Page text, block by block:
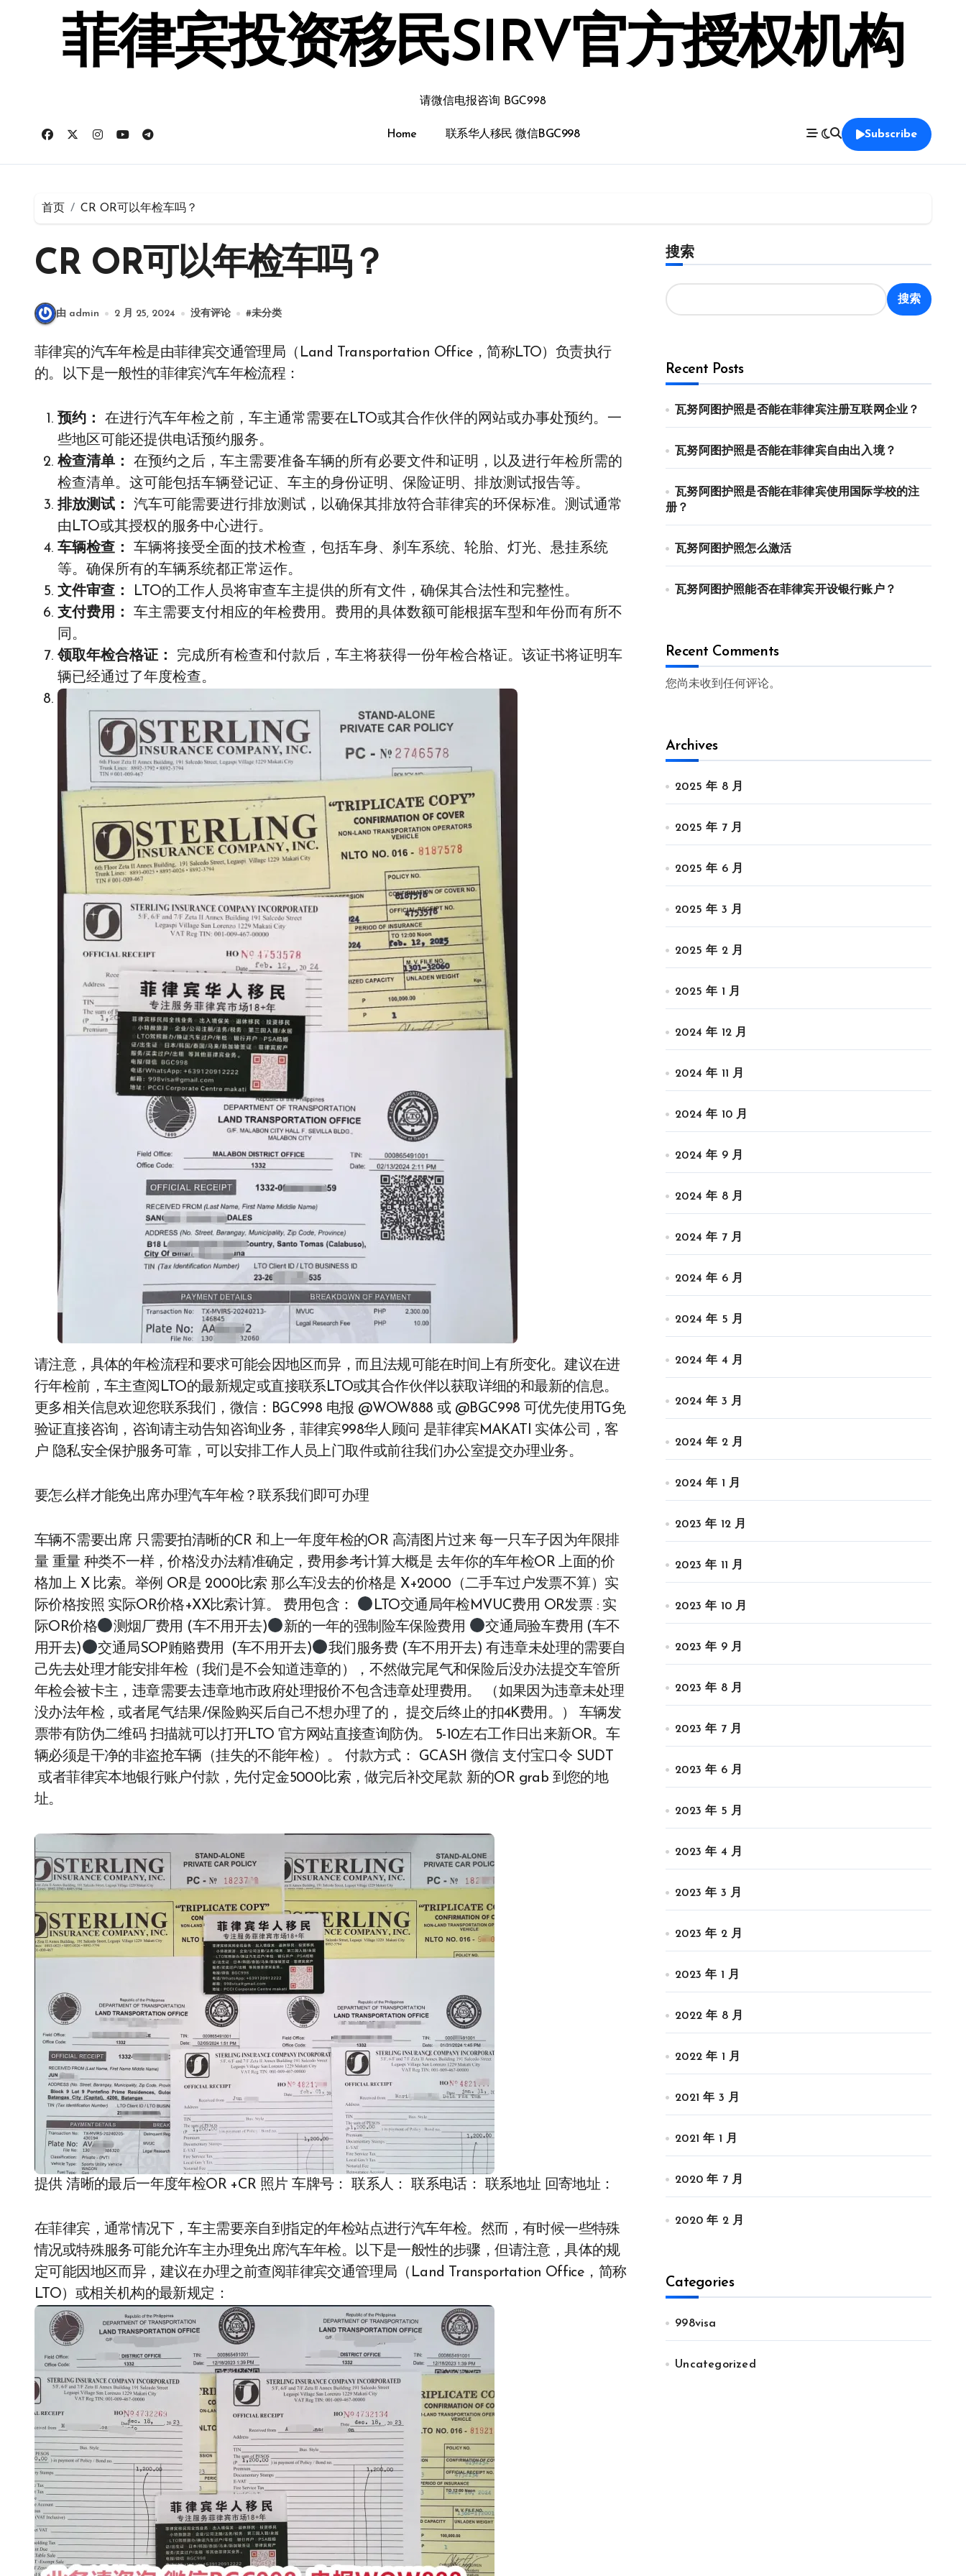
菲律宾投资移民SIRV官方授权机构
请微信电报咨询 BGC998
Home 联系华人移民 微信BGC998 Subscribe
首页 CR OR可以年检车吗？
CR OR可以年检车吗？
由 admin 2 月 25, 2024 没有评论 #未分类
菲律宾的汽车年检是由菲律宾交通管理局（Land Transportation Office，简称LTO）负责执行
的。以下是一般性的菲律宾汽车年检流程：
预约：
在进行汽车年检之前，车主通常需要在LTO或其合作伙伴的网站或办事处预约。一
些地区可能还提供电话预约服务。
检查清单：
在预约之后，车主需要准备车辆的所有必要文件和证明，以及进行年检所需的
检查清单。这可能包括车辆登记证、车主的身份证明、保险证明、排放测试报告等。
排放测试：
汽车可能需要进行排放测试，以确保其排放符合菲律宾的环保标准。测试通常
由LTO或其授权的服务中心进行。
车辆检查：
车辆将接受全面的技术检查，包括车身、刹车系统、轮胎、灯光、悬挂系统
等。确保所有的车辆系统都正常运作。
文件审查：
LTO的工作人员将审查车主提供的所有文件，确保其合法性和完整性。
支付费用：
车主需要支付相应的年检费用。费用的具体数额可能根据车型和年份而有所不
同。
领取年检合格证：
完成所有检查和付款后，车主将获得一份年检合格证。该证书将证明车
辆已经通过了年度检查。
请注意，具体的年检流程和要求可能会因地区而异，而且法规可能在时间上有所变化。建议在进
行年检前，车主查阅LTO的最新规定或直接联系LTO或其合作伙伴以获取详细的和最新的信息。
更多相关信息欢迎您联系我们，微信：BGC998 电报 @WOW888 或 @BGC998 可优先使用TG免
验证直接咨询，咨询请主动告知咨询业务，菲律宾998华人顾问 是菲律宾MAKATI 实体公司，客
户 隐私安全保护服务可靠，可以安排工作人员上门取件或前往我们办公室提交办理业务。
要怎么样才能免出席办理汽车年检？联系我们即可办理
车辆不需要出席 只需要拍清晰的CR 和上一年度年检的OR 高清图片过来 每一只车子因为年限排
量 重量 种类不一样，价格没办法精准确定，费用参考计算大概是 去年你的车年检OR 上面的价
格加上 X 比索。举例 OR是 2000比索 那么车没去的价格是 X+2000（二手车过户发票不算）实
际价格按照 实际OR价格+XX比索计算。 费用包含：
LTO交通局年检MVUC费用 OR发票 : 实
际OR价格
测烟厂费用 (车不用开去) 新的一年的强制险车保险费用
交通局验车费用 (车不
用开去)
交通局SOP贿赂费用 (车不用开去)
我们服务费 (车不用开去) 有违章未处理的需要自
己先去处理才能安排年检（我们是不会知道违章的），不然做完尾气和保险后没办法提交车管所
年检会被卡主，违章需要去违章地市政府处理报价不包含违章处理费用。 （如果因为违章未处理
没办法年检，或者尾气结果/保险购买后自己不想办理了的， 提交后终止的扣4K费用。） 车辆发
票带有防伪二维码 扫描就可以打开LTO 官方网站直接查询防伪。 5-10左右工作日出来新OR。车
辆必须是干净的非盗抢车辆（挂失的不能年检）。 付款方式： GCASH 微信 支付宝口令 SUDT
或者菲律宾本地银行账户付款，先付定金5000比索，做完后补交尾款 新的OR grab 到您的地
址。
提供 清晰的最后一年度年检OR +CR 照片 车牌号： 联系人： 联系电话： 联系地址 回寄地址：
在菲律宾，通常情况下，车主需要亲自到指定的年检站点进行汽车年检。然而，有时候一些特殊
情况或特殊服务可能允许车主办理免出席汽车年检。以下是一般性的步骤，但请注意，具体的规
定可能因地区而异，建议在办理之前查阅菲律宾交通管理局（Land Transportation Office，简称
LTO）或相关机构的最新规定：
搜索
搜索
Recent Posts
瓦努阿图护照是否能在菲律宾注册互联网企业？
瓦努阿图护照是否能在菲律宾自由出入境？
瓦努阿图护照是否能在菲律宾使用国际学校的注
册？
瓦努阿图护照怎么激活
瓦努阿图护照能否在菲律宾开设银行账户？
Recent Comments
您尚未收到任何评论。
Archives
2025 年 8 月
2025 年 7 月
2025 年 6 月
2025 年 3 月
2025 年 2 月
2025 年 1 月
2024 年 12 月
2024 年 11 月
2024 年 10 月
2024 年 9 月
2024 年 8 月
2024 年 7 月
2024 年 6 月
2024 年 5 月
2024 年 4 月
2024 年 3 月
2024 年 2 月
2024 年 1 月
2023 年 12 月
2023 年 11 月
2023 年 10 月
2023 年 9 月
2023 年 8 月
2023 年 7 月
2023 年 6 月
2023 年 5 月
2023 年 4 月
2023 年 3 月
2023 年 2 月
2023 年 1 月
2022 年 8 月
2022 年 1 月
2021 年 3 月
2021 年 1 月
2020 年 7 月
2020 年 2 月
Categories
998visa
Uncategorized